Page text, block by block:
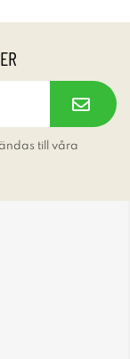
till våra